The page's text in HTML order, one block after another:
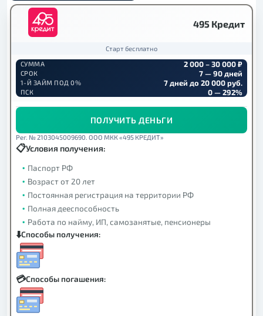
495 Кредит
Старт бесплатно
СУММА
2 000 – 30 000 ₽
СРОК 7 — 90 дней
1-Й ЗАЙМ ПОД 0% 7 дней до 20 000 руб.
ПСК 0 — 292%
ПОЛУЧИТЬ ДЕНЬГИ
Рег. № 2103045009690. ООО МКК «495 КРЕДИТ»
Условия получения:
Паспорт РФ
Возраст от 20 лет
Постоянная регистрация на территории РФ
Полная дееспособность
Работа по найму, ИП, самозанятые, пенсионеры
Способы получения:
Способы погашения: